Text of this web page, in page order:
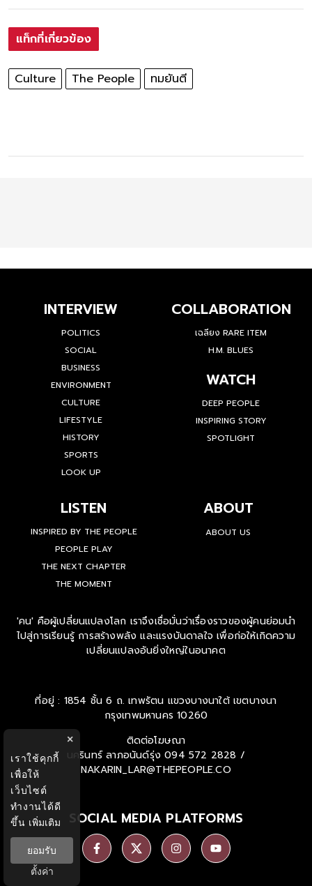
แท็กที่เกี่ยวข้อง
Culture The People ทมยันตี
INTERVIEW
POLITICS
SOCIAL
BUSINESS
ENVIRONMENT
CULTURE
LIFESTYLE
HISTORY
SPORTS
LOOK UP
COLLABORATION
เฉลียง RARE ITEM
H.M. BLUES
WATCH
DEEP PEOPLE
INSPIRING STORY
SPOTLIGHT
LISTEN
INSPIRED BY THE PEOPLE
PEOPLE PLAY
THE NEXT CHAPTER
THE MOMENT
ABOUT
ABOUT US
'คน' คือผู้เปลี่ยนแปลงโลก เราจึงเชื่อมั่นว่าเรื่องราวของผู้คนย่อมนำ
ไปสู่การเรียนรู้ การสร้างพลัง และแรงบันดาลใจ เพื่อก่อให้เกิดความ
เปลี่ยนแปลงอันยิ่งใหญ่ในอนาคต
ที่อยู่ : 1854 ชั้น 6 ถ. เทพรัตน แขวงบางนาใต้ เขตบางนา
กรุงเทพมหานคร 10260
ติดต่อโฆษณา
นครินทร์ ลาภอนันด์รุ่ง 094 572 2828 /
NAKARIN_LAR@THEPEOPLE.CO
SOCIAL MEDIA PLATFORMS
×
เราใช้คุกกี้
เพื่อให้
เว็บไซต์
ทำงานได้ดี
ขึ้น เพิ่มเติม
ยอมรับ
ตั้งค่า